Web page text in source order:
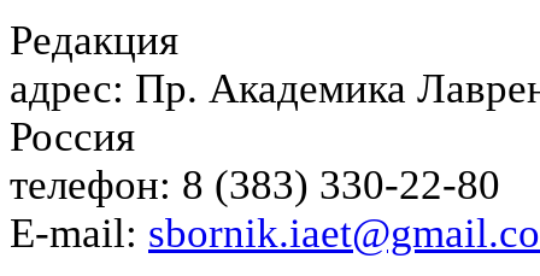
Редакция
адрес: Пр. Академика
Россия
телефон: 8 (383) 330-22-80
E-mail: